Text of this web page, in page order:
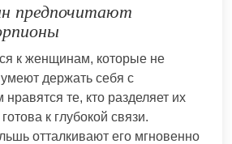
предпочитают
к женщинам, которые не
держать себя с
те, кто разделяет их
к глубокой связи.
отталкивают его мгновенно